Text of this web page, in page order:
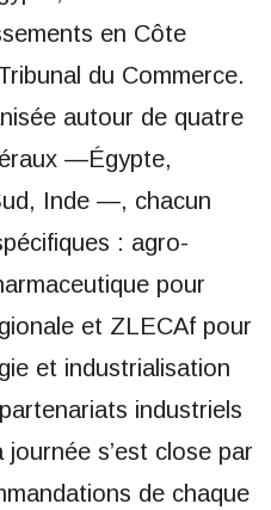
en Côte
du Commerce.
autour de quatre
—Égypte,
Inde —, chacun
: agro-
pour
et ZLECAf pour
et industrialisation
industriels
s’est close par
de chaque